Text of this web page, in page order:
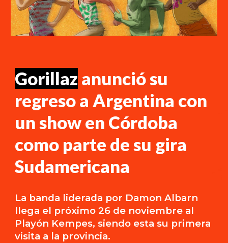
Gorillaz anunció su
regreso a Argentina con
un show en Córdoba
como parte de su gira
Sudamericana
La banda liderada por Damon Albarn
llega el próximo 26 de noviembre al
Playón Kempes, siendo esta su primera
visita a la provincia.